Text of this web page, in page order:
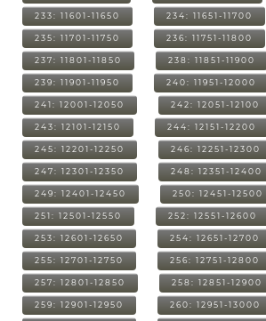
233: 11601-11650 234: 11651-11700
235: 11701-11750 236: 11751-11800
237: 11801-11850 238: 11851-11900
239: 11901-11950 240: 11951-12000
241: 12001-12050 242: 12051-12100
243: 12101-12150 244: 12151-12200
245: 12201-12250 246: 12251-12300
247: 12301-12350 248: 12351-12400
249: 12401-12450 250: 12451-12500
251: 12501-12550 252: 12551-12600
253: 12601-12650 254: 12651-12700
255: 12701-12750 256: 12751-12800
257: 12801-12850 258: 12851-12900
259: 12901-12950 260: 12951-13000